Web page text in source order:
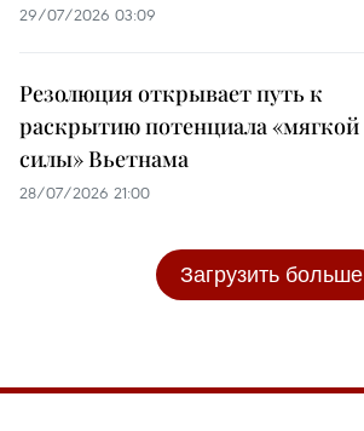
29/07/2026 03:09
Резолюция открывает путь к
раскрытию потенциала «мягкой
силы» Вьетнама
28/07/2026 21:00
Загрузить больше